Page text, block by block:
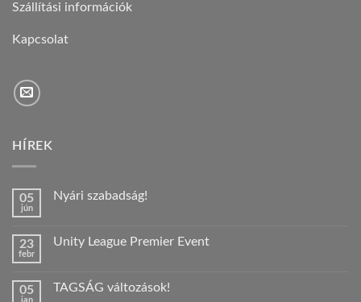
Szállítási információk
Kapcsolat
HÍREK
05
jún
Nyári szabadság!
Nyári
23
febr
Unity League Premier Event
Unity
05
jan
TAGSÁG változások!